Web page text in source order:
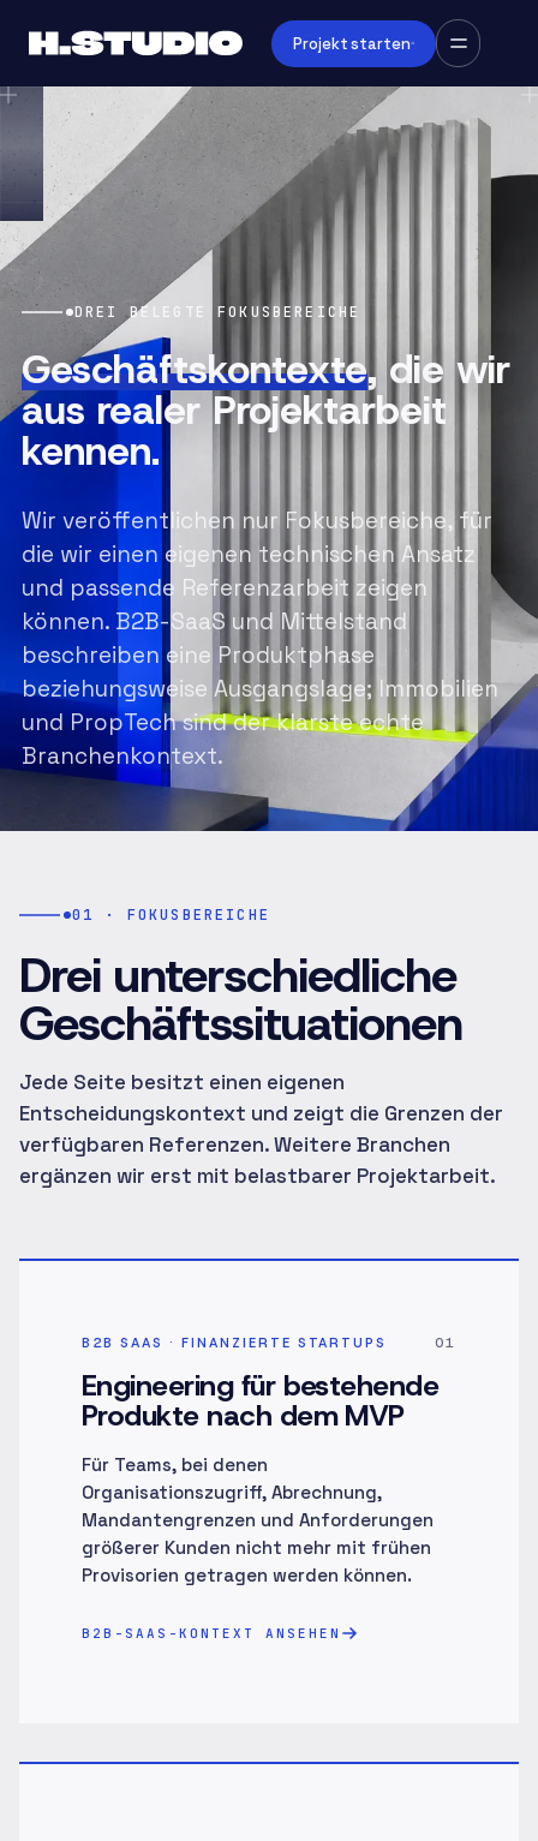
Projekt starten
DREI BELEGTE FOKUSBEREICHE
Geschäftskontexte, die wir
aus realer Projektarbeit
kennen.
Wir veröffentlichen nur Fokusbereiche, für
die wir einen eigenen technischen Ansatz
und passende Referenzarbeit zeigen
können. B2B-SaaS und Mittelstand
beschreiben eine Produktphase
beziehungsweise Ausgangslage; Immobilien
und PropTech sind der klarste echte
Branchenkontext.
01 · FOKUSBEREICHE
Drei unterschiedliche
Geschäftssituationen
Jede Seite besitzt einen eigenen
Entscheidungskontext und zeigt die Grenzen der
verfügbaren Referenzen. Weitere Branchen
ergänzen wir erst mit belastbarer Projektarbeit.
B2B SAAS · FINANZIERTE STARTUPS 01
Engineering für bestehende
Produkte nach dem MVP
Für Teams, bei denen
Organisationszugriff, Abrechnung,
Mandantengrenzen und Anforderungen
größerer Kunden nicht mehr mit frühen
Provisorien getragen werden können.
B2B-SAAS-KONTEXT ANSEHEN